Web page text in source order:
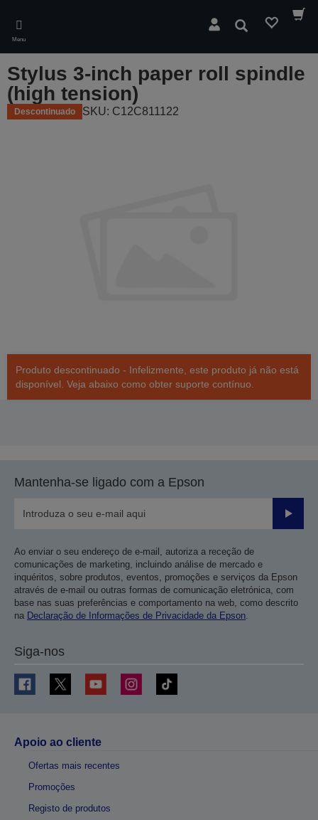
main
content
Menu
Pesquisar
Stylus 3-inch paper roll spindle
(high tension)
Descontinuado SKU: C12C811122
Produto descontinuado - Infelizmente, este produto já não está
disponível. Veja abaixo como obter suporte contínuo.
Mantenha-se ligado com a Epson
Enviar
Ao enviar o seu endereço de e-mail, autoriza a receção de
comunicações de marketing, incluindo análise de mercado e
inquéritos, sobre produtos, eventos, promoções e serviços da Epson
através de e-mail ou outras formas de comunicação eletrónica, com
base nas suas preferências e comportamento na web, como descrito
na Declaração de Informações de Privacidade da Epson.
Siga-nos
Apoio ao cliente
Ofertas mais recentes
Promoções
Registo de produtos